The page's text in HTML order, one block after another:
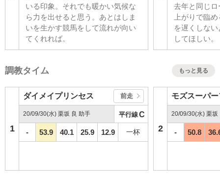
いる印象。それでも暖かい気候な
ら力を出せると思う。あとはしま
いを生かす競馬をして流れが向い
てくれれば。
去年と同じ
上がりで臨
を遅くしな
してほしい。
調教タイム もっと見る
1
ダイメイプリンセス 前走
20/09/30(水) 栗坂 良 助手 平行線C
- 53.9 40.1 25.9 12.9 一杯 2
モズスーパ
20/09/30(水) 栗坂
- 50.8